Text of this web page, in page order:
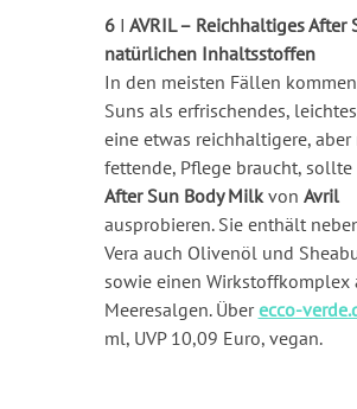
6 I AVRIL – Reichhaltiges After
natürlichen Inhaltsstoffen
In den meisten Fällen
Suns als erfrischendes, leichtes
eine etwas reichhaltigere, aber
fettende, Pflege braucht,
After Sun Body Milkvon Avril
ausprobieren. Sie enthält
Vera auch Olivenöl und
sowie einen Wirkstoffkomplex
Meeresalgen. Überecco-
ml, UVP 10,09 Euro, vegan.